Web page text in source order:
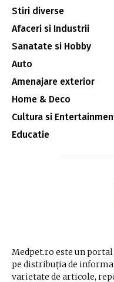
Stiri diverse
Afaceri si Industrii
Sanatate si Hobby
Auto
Amenajare exterior
Home & Deco
Cultura si
Educatie
Medpet.ro este un
pe distribuția de
varietate de articole,